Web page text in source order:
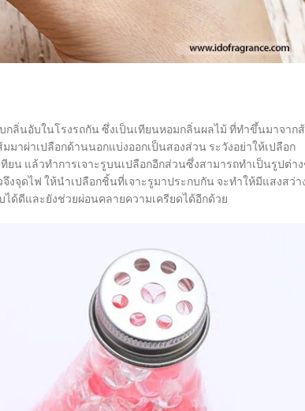
ลิ่นอับในโรงรถกัน ซึ่งเป็นเทียนหอมกลิ่นผลไม้ ที่ทำขึ้นมาจาก
าผ่าเปลือกด้านนอกแบ่งออกเป็นสองส่วน ระวังอย่าให้เปลือก
น แล้วทำการเจาะรูบนเปลือกอีกส่วนซึ่งสามารถทำเป็นรูปต่า
จุดไฟ ให้นำเปลือกชิ้นที่เจาะรูมาประกบกัน จะทำให้มีแสงสว่า
ด้ดีและยังช่วยผ่อนคลายความเครียดได้อีกด้วย